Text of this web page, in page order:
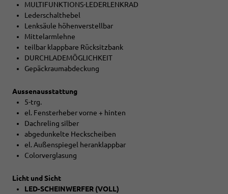
MULTIFUNKTIONS-LEDERLENKRAD
Lederschalthebel
Lenksäule höhenverstellbar
Mittelarmlehne
teilbar klappbare Rücksitzbank
DURCHLADEMÖGLICHKEIT
Gepäckraumabdeckung
Aussenausstattung
5-trg.
el. Fensterheber vorne + hinten
Dachreling silber
abgedunkelte Heckscheiben
el. Außenspiegel heranklappbar
Colorverglasung
Licht und Sicht
LED-SCHEINWERFER (VOLL)